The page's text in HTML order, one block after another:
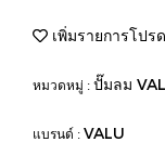
เพิ่มรายการโปรด
หมวดหมู่ : ปั๊มลม
แบรนด์ : VALU